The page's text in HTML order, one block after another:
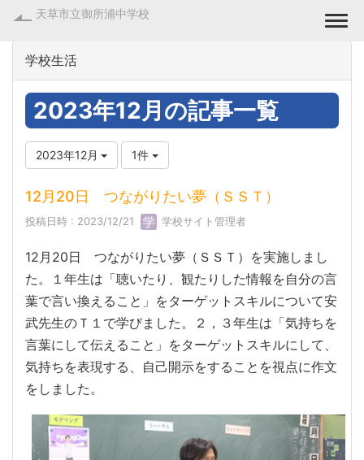
天草市立御所浦中学校
学校生活
2023年12月の記事一覧
2023年12月 1件
12月20日 つながりたい夢（ＳＳＴ）
投稿日時 : 2023/12/21 学校サイト管理者
12月20日 つながりたい夢（ＳＳＴ）を実施しまし
た。１年生は「聴いたり、観たりした情報を自分の言
葉で言い換えること」をターゲットスキルについて安
武先生のＴ１で学びました。２，３年生は「気持ちを
言葉にして伝えること」をターゲットスキルにして、
気持ちを表現する、自己開示をすることを視点に作文
をしました。